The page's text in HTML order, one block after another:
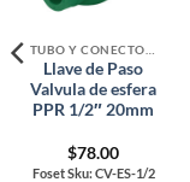
Llave de Paso
Valvula de esfera
PPR 1/2″ 20mm
$78.00
Foset Sku: CV-ES-1/2